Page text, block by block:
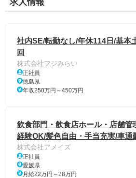
社内SE/転勤なし/年休114日/基本
回
株式会社フジみらい
正社員
徳島県
年収250万円～450万円
飲食部門・飲食店ホール・店舗管
経験OK/髪色自由・手当充実/車通
株式会社アメイズ
正社員
愛媛県
月給22万円～28万円